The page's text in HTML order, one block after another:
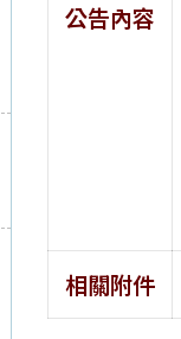
公告內容
相關附件